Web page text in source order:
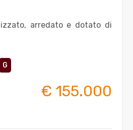
arredato e dotato di
G
€ 155.000